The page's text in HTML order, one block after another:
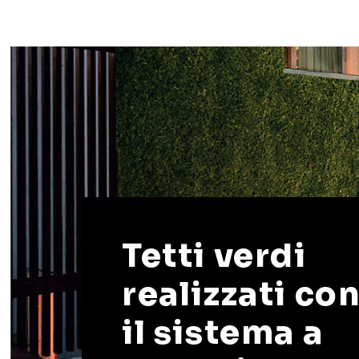
Tetti verdi
realizzati
il sistema a